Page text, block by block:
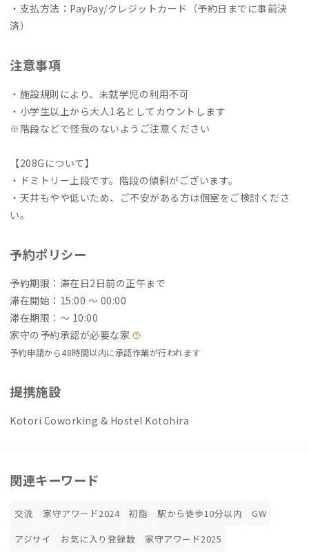
・支払方法：PayPay/クレジットカード（予約日までに事前決
済）
注意事項
・施設規則により、未就学児の利用不可
・小学生以上から大人1名としてカウントします
※階段などで怪我のないようご注意ください
【208Gについて】
・ドミトリー上段です。階段の傾斜がございます。
・天井もやや低いため、ご不安がある方は個室をご検討くださ
い。
予約ポリシー
予約期限：滞在日2日前の正午まで
滞在開始：15:00 〜 00:00
滞在期限：〜 10:00
家守の予約承認が必要な家
予約申請から48時間以内に承認作業が行われます
提携施設
Kotori Coworking & Hostel Kotohira
関連キーワード
交流 家守アワード2024 初詣 駅から徒歩10分以内
GW
アジサイ
お気に入り登録数 家守アワード2025